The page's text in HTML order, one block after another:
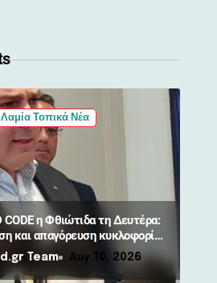
Λαμία Τοπικά Νέα
CODE η Φθιώτιδα τη Δευτέρα:
και απαγόρευση κυκλοφορίας
Team Αυγ 10, 2026